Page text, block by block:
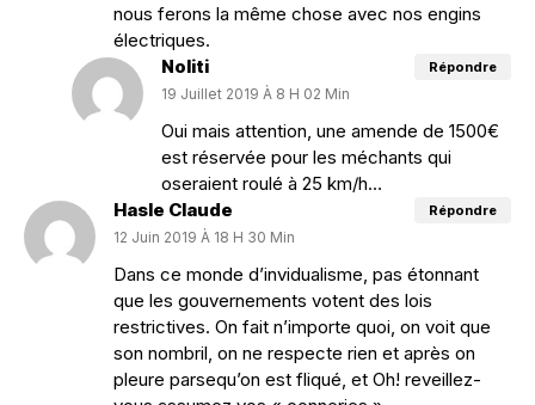
nous ferons la même chose avec nos engins
électriques.
Noliti
19 Juillet 2019 À 8 H 02 Min
Oui mais attention, une amende de 1500€
est réservée pour les méchants qui
oseraient roulé à 25 km/h…
Répondre
Hasle Claude
12 Juin 2019 À 18 H 30 Min
Dans ce monde d’invidualisme, pas étonnant
que les gouvernements votent des lois
restrictives. On fait n’importe quoi, on voit que
son nombril, on ne respecte rien et après on
pleure parsequ’on est fliqué, et Oh! reveillez-
Répondre